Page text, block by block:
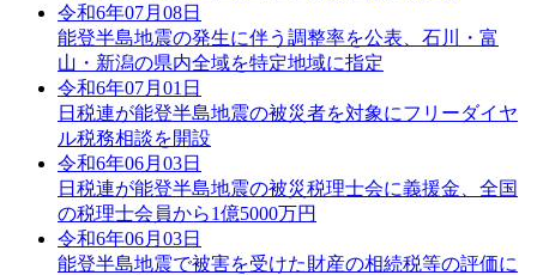
令和6年07月08日
能登半島地震の発生に伴う調整率を公表、石川・富
山・新潟の県内全域を特定地域に指定
令和6年07月01日
日税連が能登半島地震の被災者を対象にフリーダイヤ
ル税務相談を開設
令和6年06月03日
日税連が能登半島地震の被災税理士会に義援金、全国
の税理士会員から1億5000万円
令和6年06月03日
能登半島地震で被害を受けた財産の相続税等の評価に